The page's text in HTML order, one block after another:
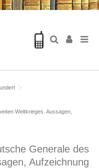
Weltkrieges. Aussagen,
Generale des
Aufzeichnung